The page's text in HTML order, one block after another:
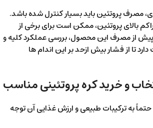
مصرف پروتئین باید بسیار کنترل شده باشد.
بالای پروتئین، ممکن است برای برخی از
از مصرف این محصول، بررسی عملکرد کلیه و
تا از فشار بیش ازحد بر این اندام ها
و خرید کره پروتئینی مناسب
حتماً به ترکیبات طبیعی و ارزش غذایی آن توجه